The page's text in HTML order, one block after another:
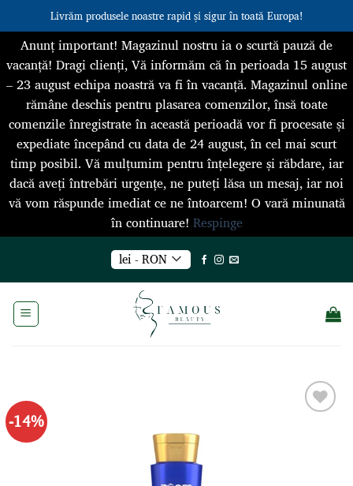
Livrăm produsele noastre rapid și sigur în toată Europa!
Anunț important! Magazinul nostru ia o scurtă pauză de
vacanță! Dragi clienți, Vă informăm că în perioada 15 august
– 23 august echipa noastră va fi în vacanță. Magazinul online
rămâne deschis pentru plasarea comenzilor, însă toate
comenzile înregistrate în această perioadă vor fi procesate și
expediate începând cu data de 24 august, în cel mai scurt
timp posibil. Vă mulțumim pentru înțelegere și răbdare, iar
dacă aveți întrebări urgențe, ne puteți lăsa un mesaj, iar noi
vă vom răspunde imediat ce ne întoarcem! O vară minunată
în continuare! Respinge
content
lei - RON
-14%